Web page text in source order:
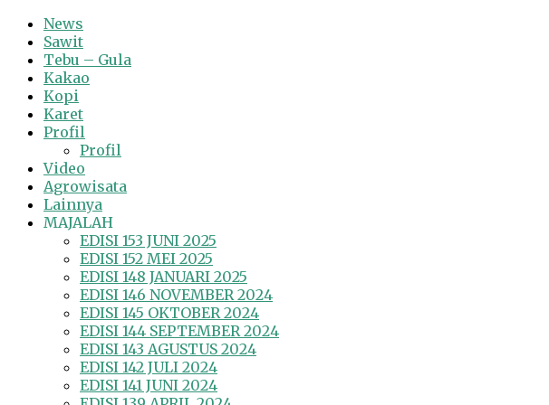
News
Sawit
Tebu – Gula
Kakao
Kopi
Karet
Profil
Profil
Video
Agrowisata
Lainnya
MAJALAH
EDISI 153 JUNI 2025
EDISI 152 MEI 2025
EDISI 148 JANUARI 2025
EDISI 146 NOVEMBER 2024
EDISI 145 OKTOBER 2024
EDISI 144 SEPTEMBER 2024
EDISI 143 AGUSTUS 2024
EDISI 142 JULI 2024
EDISI 141 JUNI 2024